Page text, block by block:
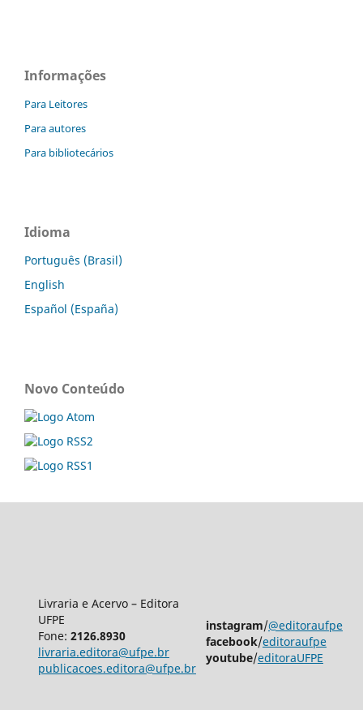
Informações
Para Leitores
Para autores
Para bibliotecários
Idioma
Português (Brasil)
English
Español (España)
Novo Conteúdo
Livraria e Acervo – Editora
UFPE
Fone: 2126.8930
livraria.editora@ufpe.br
publicacoes.editora@ufpe.br
instagram/@editoraufpe
facebook/editoraufpe
youtube/editoraUFPE